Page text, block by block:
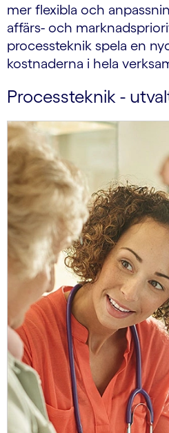
mer flexibla och
affärs- och
processteknik spela en
kostnaderna i hela
Processteknik -